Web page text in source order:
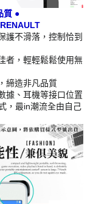
質 ●
護不滑落，控制恰到
者，輕輕鬆鬆使用無
締造非凡品質
據、耳機等接口位置
，最in潮流全由自己